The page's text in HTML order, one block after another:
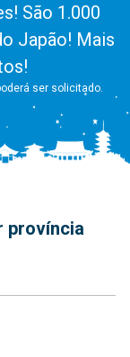
São 1.000
Japão! Mais
ser solicitado.
província